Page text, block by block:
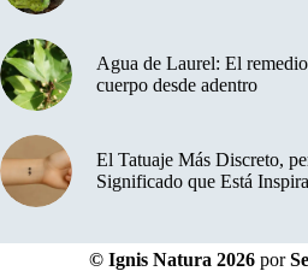
Agua de Laurel: El
cuerpo desde adentro
El Tatuaje Más Discreto,
Significado que Está
© Ignis Natura 2026 por